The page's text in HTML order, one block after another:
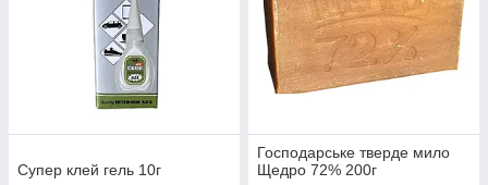
Супер клей гель 10г
Господарське тверде мило
Щедро 72% 200г